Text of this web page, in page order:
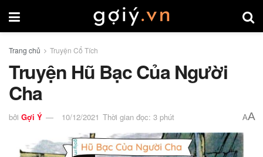
Trang chủ Truyện Cổ Tích
Truyện Hũ Bạc Của Người
Cha
bởi Gợi Ý 10/12/2021 Thời gian đọc: 3 phút AA